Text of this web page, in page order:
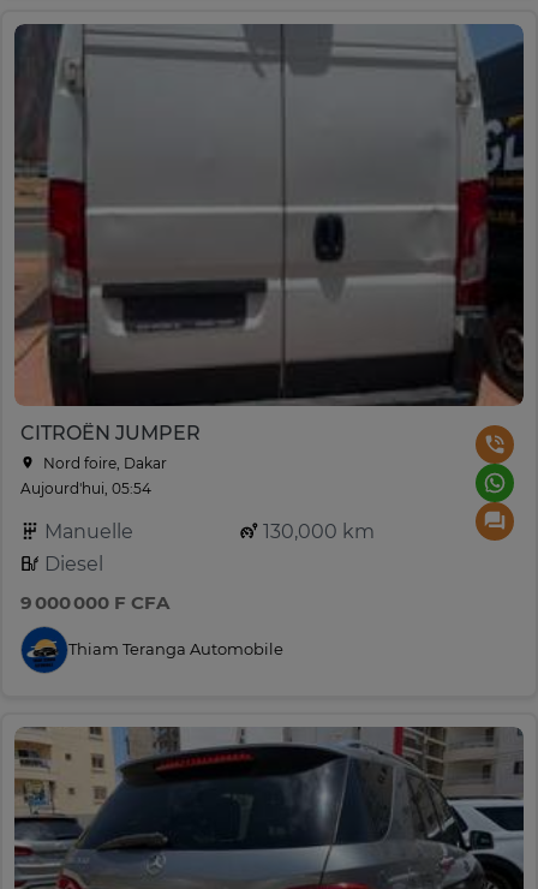
CITROËN JUMPER
Nord foire, Dakar
Aujourd'hui, 05:54
Manuelle
130,000 km
Diesel
9 000 000 F CFA
Thiam Teranga Automobile